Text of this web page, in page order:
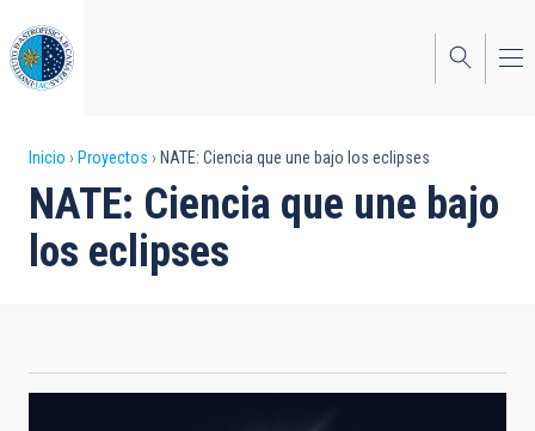
al
contenido
principal
Sobrescribir
enlaces
de
la
Inicio Proyectos NATE: Ciencia que une bajo los eclipses
NATE: Ciencia que une bajo
los eclipses